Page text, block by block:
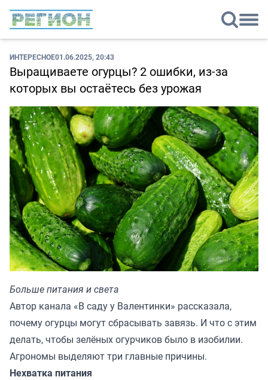
ИНТЕРЕСНОЕ01.06.2025, 20:43
Выращиваете огурцы? 2 ошибки, из-за
которых вы остаётесь без урожая
Больше питания и света
Автор канала «В саду у Валентинки» рассказала,
почему огурцы могут сбрасывать завязь. И что с этим
делать, чтобы зелёных огурчиков было в изобилии.
Агрономы выделяют три главные причины.
Нехватка питания